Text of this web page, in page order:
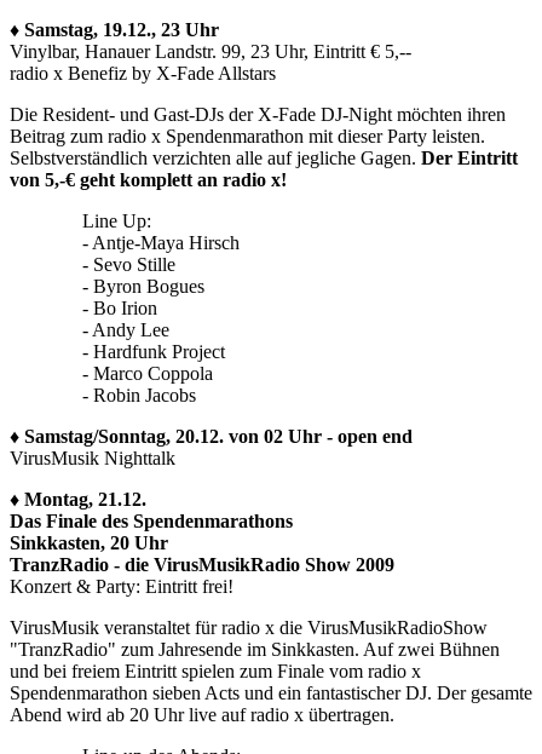
♦ Samstag, 19.12., 23 Uhr
Vinylbar, Hanauer Landstr. 99, 23 Uhr, Eintritt € 5,--
radio x Benefiz by X-Fade Allstars
Die Resident- und Gast-DJs der X-Fade DJ-Night möchten ihren
Beitrag zum radio x Spendenmarathon mit dieser Party leisten.
Selbstverständlich verzichten alle auf jegliche Gagen. Der Eintritt
von 5,-€ geht komplett an radio x!
Line Up:
- Antje-Maya Hirsch
- Sevo Stille
- Byron Bogues
- Bo Irion
- Andy Lee
- Hardfunk Project
- Marco Coppola
- Robin Jacobs
♦ Samstag/Sonntag, 20.12. von 02 Uhr - open end
VirusMusik Nighttalk
♦ Montag, 21.12.
Das Finale des Spendenmarathons
Sinkkasten, 20 Uhr
TranzRadio - die VirusMusikRadio Show 2009
Konzert & Party: Eintritt frei!
VirusMusik veranstaltet für radio x die VirusMusikRadioShow
"TranzRadio" zum Jahresende im Sinkkasten. Auf zwei Bühnen
und bei freiem Eintritt spielen zum Finale vom radio x
Spendenmarathon sieben Acts und ein fantastischer DJ. Der gesamte
Abend wird ab 20 Uhr live auf radio x übertragen.